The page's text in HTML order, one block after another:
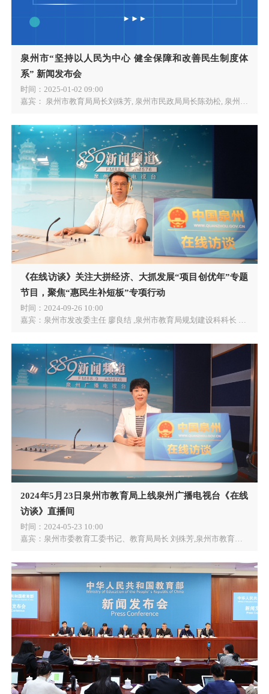
泉州市“坚持以人民为中心 健全保障和改善民生制度体
系” 新闻发布会
时间：2025-01-02 09:00
嘉宾：
泉州市教育局局长刘殊芳, 泉州市民政局局长陈劲松, 泉州市卫健委党组书记、主任苏松炎, 泉州市医保局局长李小玲
《在线访谈》关注大拼经济、大抓发展“项目创优年”专题
节目，聚焦“惠民生补短板”专项行动
时间：2024-09-26 10:00
嘉宾： 泉州市发改委主任 廖良结 ,泉州市教育局规划建设科科长 洪玮玮,泉州市教育局四级调研员 蔡玉霖,泉州市民政局养老服务科科长、四级调研员 方海涛,泉州市卫健委党组成员、副主任、三级调研员 李国松,泉州市卫健委基层科科长 林秋生
2024年5月23日泉州市教育局上线泉州广播电视台《在线
访谈》直播间
时间：2024-05-23 10:00
嘉宾： 泉州市委教育工委书记、教育局局长 刘殊芳,泉州市教育局初幼教科科长 曾志安,泉州市教育局中教科科长 张少杰,泉州市教育局职成教科科长 黄文振 ,泉州市教育局财务科科长 林美环